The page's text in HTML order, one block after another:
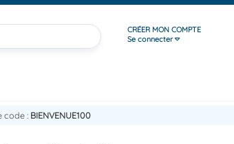
CRÉER MON COMPTE
Se connecter
code : BIENVENUE100